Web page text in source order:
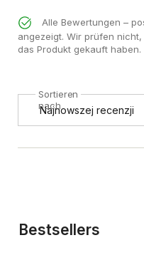
Alle Bewertungen –
angezeigt. Wir prüfen
das Produkt gekauft haben.
Sortieren
nach
Bestsellers